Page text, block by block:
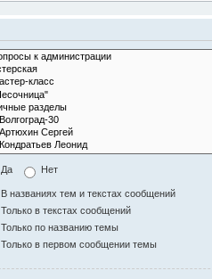
Да Нет
В названиях тем и текстах сообщений
Только в текстах сообщений
Только по названию темы
Только в первом сообщении темы